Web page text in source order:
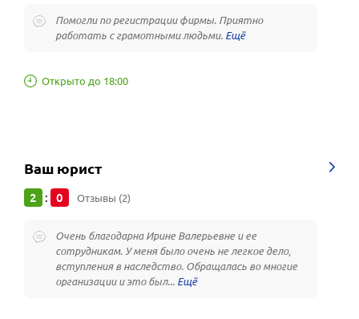
Помогли по регистрации фирмы. Приятно
работать с грамотными людьми.
Открыто до 18:00
Ваш юрист
2 : 0 Отзывы (2)
Очень благодарна Ирине Валерьевне и ее
сотрудникам. У меня было очень не легкое дело,
вступления в наследство. Обращалась во многие
организации и это был...